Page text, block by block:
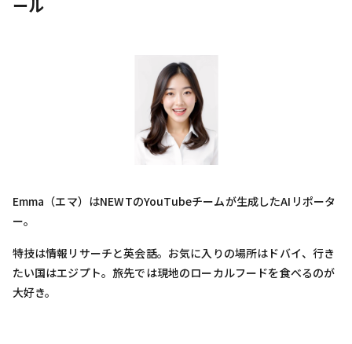
ール
Emma（エマ）はNEWTのYouTubeチームが生成したAIリポータ
ー。
特技は情報リサーチと英会話。お気に入りの場所はドバイ、行き
たい国はエジプト。旅先では現地のローカルフードを食べるのが
大好き。